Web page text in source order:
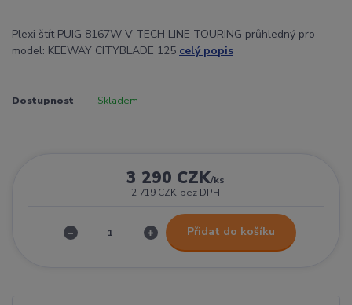
Plexi štít PUIG 8167W V-TECH LINE TOURING průhledný pro
model: KEEWAY CITYBLADE 125 celý popis
Dostupnost Skladem
3 290 CZK/ks
2 719 CZK bez DPH
Přidat do košíku